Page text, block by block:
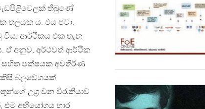
තිබුණේ
තලයක ය. එය පවා,
විය. ආර්ථිකය එක තැන
ඒ අනුව, අර්ථවත් ආර්ථික
සහිත පක්ෂයක අවතීර්ණ
කිසි බලවේගයක්
උග‍්‍ර වන විරැකියාව
අභියෝගය භාර